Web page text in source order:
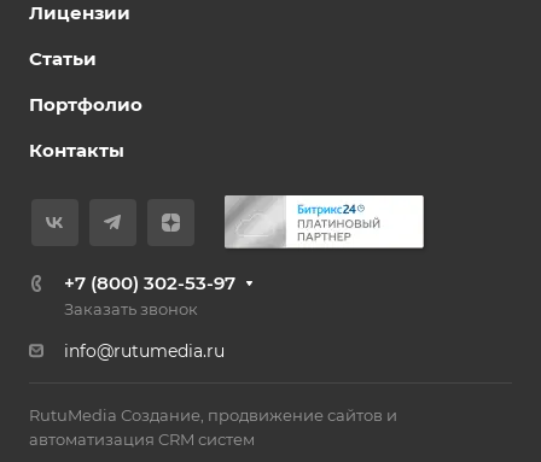
Лицензии
Статьи
Портфолио
Контакты
+7 (800) 302-53-97
Заказать звонок
info@rutumedia.ru
RutuMedia Создание, продвижение сайтов и
автоматизация CRM систем